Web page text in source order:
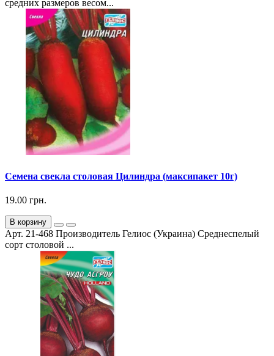
средних размеров весом...
Семена свекла столовая Цилиндра (максипакет 10г)
19.00 грн.
В корзину
Арт. 21-468 Производитель Гелиос (Украина) Среднеспелый
сорт столовой ...